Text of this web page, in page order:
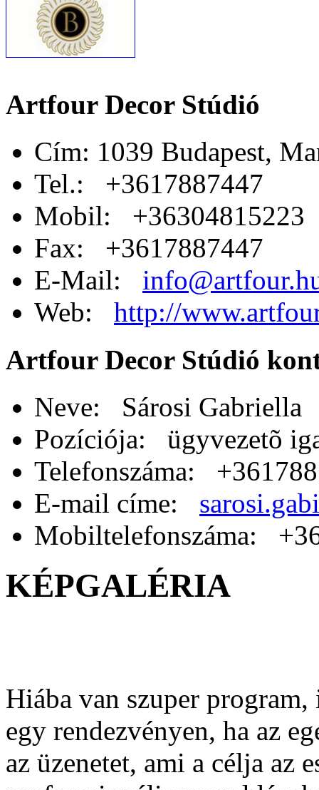
Artfour Decor Stúdió
Cím: 1039 Budapest,
Tel.: +3617887447
Mobil: +36304815223
Fax: +3617887447
E-Mail:
Web: http://
Artfour Decor Stúdió
Neve: Sárosi Gabriella
Pozíciója: ügyvezetõ
Telefonszáma:
E-mail címe:
Mobiltelefonszáma:
KÉPGALÉRIA
Hiába van szuper
egy rendezvényen, ha az
az üzenetet, ami a célja az